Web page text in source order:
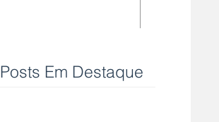
Posts Em Destaque